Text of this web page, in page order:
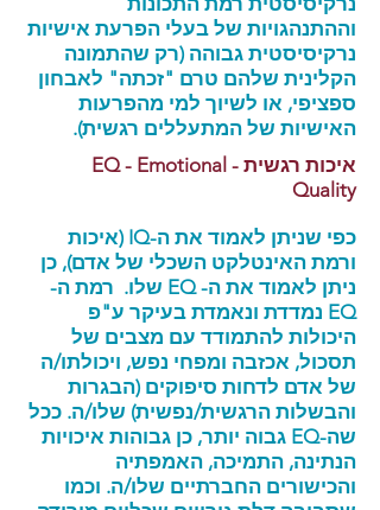
וההתנהגויות של בעלי הפרעת אישיות
נרקיסיסטית גבוהה (רק שהתמונה
הקלינית שלהם טרם "זכתה" לאבחון
ספציפי, או לשיוך למי מהפרעות
האישיות של המתעללים רגשית).
איכות רגשית - EQ - Emotional
Quality
כפי שניתן לאמוד את ה-IQ (איכות
ורמת האינטלקט השכלי של אדם), כן
ניתן לאמוד את ה- EQ שלו. רמת ה-
EQ נמדדת ונאמדת בעיקר ע"פ
היכולות להתמודד עם מצבים של
תסכול, אכזבה ומפחי נפש, ויכולתו/ה
של אדם לדחות סיפוקים (הבגרות
והבשלות הרגשית/נפשית) שלו/ה. ככל
שה-EQ גבוה יותר, כן גבוהות איכויות
הנתינה, התמיכה, האמפתיה
והכישורים החברתיים שלו/ה. וכמו